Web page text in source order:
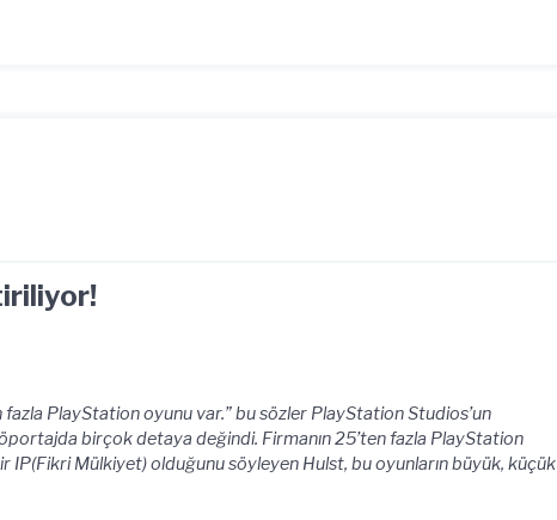
PlayStation oyunu var.” bu sözler PlayStation Studios’un
birçok detaya değindi. Firmanın 25’ten fazla PlayStation
IP(Fikri Mülkiyet) olduğunu söyleyen Hulst, bu oyunların büyük, küçük